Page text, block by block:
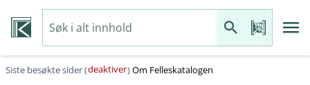
Siste besøkte sider (deaktiver)Om Felleskatalogen